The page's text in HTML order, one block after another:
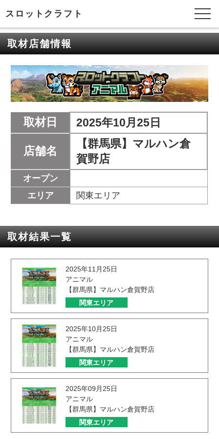
スロットクラフト
取材店舗情報
取材日 2025年10月25日
店舗名
【群馬県】マルハン倉
賀野店
オープン
エリア
関東エリア
取材結果一覧
2025年11月25日
アニマル
【群馬県】マルハン倉賀野店
関東エリア
2025年10月25日
アニマル
【群馬県】マルハン倉賀野店
関東エリア
2025年09月25日
アニマル
【群馬県】マルハン倉賀野店
関東エリア